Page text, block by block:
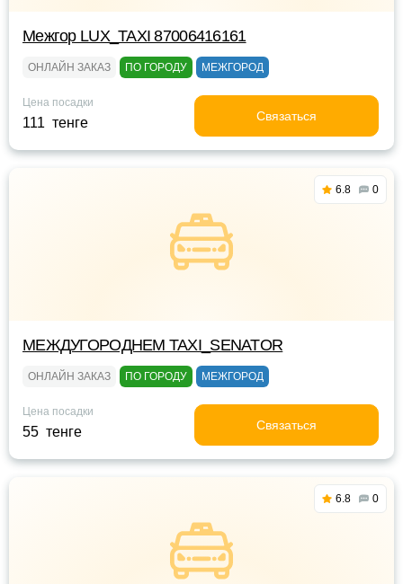
Межгор LUX_TAXI 87006416161
ОНЛАЙН ЗАКАЗ ПО ГОРОДУ МЕЖГОРОД
Цена посадки
111 тенге Связаться
6.8 0
МЕЖДУГОРОДНЕМ TAXI_SENATOR
ОНЛАЙН ЗАКАЗ ПО ГОРОДУ МЕЖГОРОД
Цена посадки
55 тенге Связаться
6.8 0